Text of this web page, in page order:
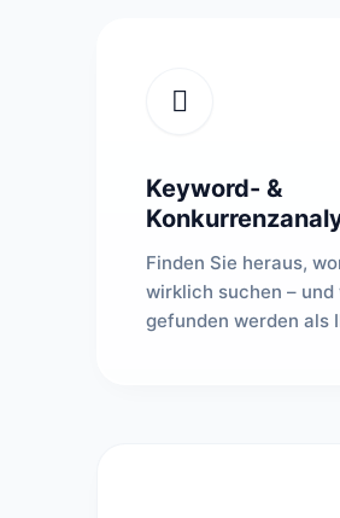
Keyword- &
Finden Sie heraus,
wirklich suchen – und
gefunden werden als